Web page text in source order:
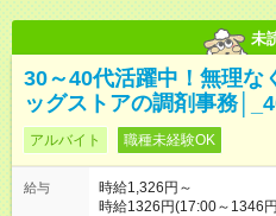
未
30～40代活躍中！無理な
ッグストアの調剤事務
アルバイト 職種未経験OK
給与
時給1,326円～
時給1326円(17:00～1346